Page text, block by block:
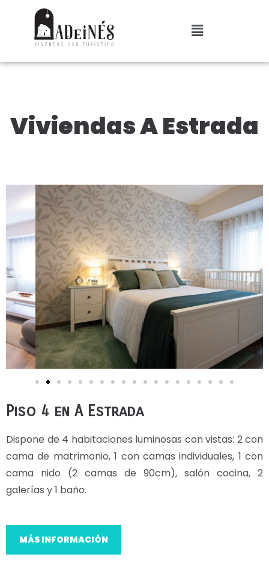
Viviendas A Estrada
Piso 4 en A Estrada
Dispone de 4 habitaciones luminosas con vistas: 2 con
cama de matrimonio, 1 con camas individuales, 1 con
cama nido (2 camas de 90cm), salón cocina, 2
galerías y 1 baño.
MÁS INFORMACIÓN